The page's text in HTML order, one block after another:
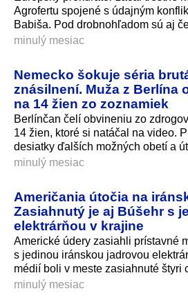
Agrofertu spojené s údajným
Babiša. Pod drobnohľadom sú aj
minulý mesiac
Nemecko šokuje séria
znásilnení. Muža z Berlína
na 14 žien zo zoznamiek
Berlínčan čelí obvineniu zo
14 žien, ktoré si natáčal na video.
desiatky ďalších možných obetí a
minulý mesiac
Američania útočia na
Zasiahnutý je aj Búšehr s
elektrárňou v krajine
Americké údery zasiahli prístavné
s jedinou iránskou jadrovou
médií boli v meste zasiahnuté štyri
minulý mesiac